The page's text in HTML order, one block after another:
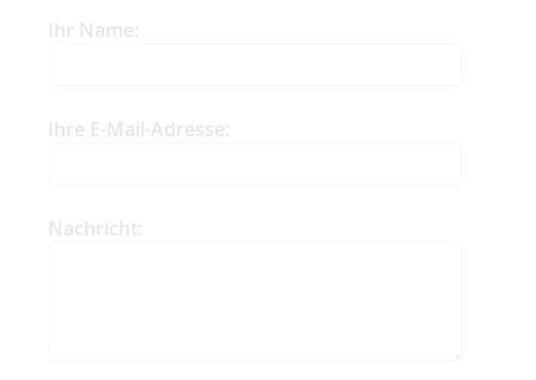
Ihr Name:
Ihre E-Mail-Adresse:
Nachricht: